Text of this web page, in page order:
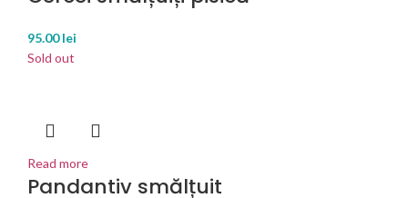
95.00lei
Sold out
Read more
Pandantiv smălțuit